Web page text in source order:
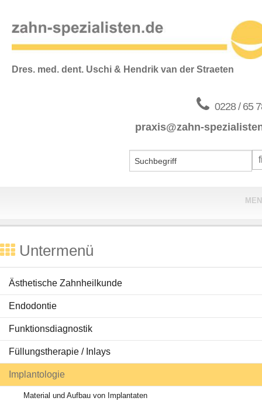
Dres. med. dent. Uschi & Hendrik van der Straeten
0228 / 65
praxis@zahn-
Praxis & Team
Behandlungen
Ratgeber Zähne
Aktuelles
Untermenü
Ästhetische Zahnheilkunde
Endodontie
Funktionsdiagnostik
Füllungstherapie / Inlays
Implantologie
Material und Aufbau von Implantaten